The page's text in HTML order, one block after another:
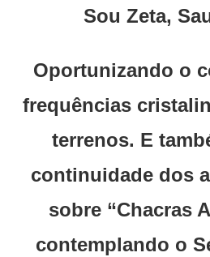
Sou Zeta,
Oportunizando o
frequências
terrenos. E
continuidade dos
sobre “Chacras
contemplando o